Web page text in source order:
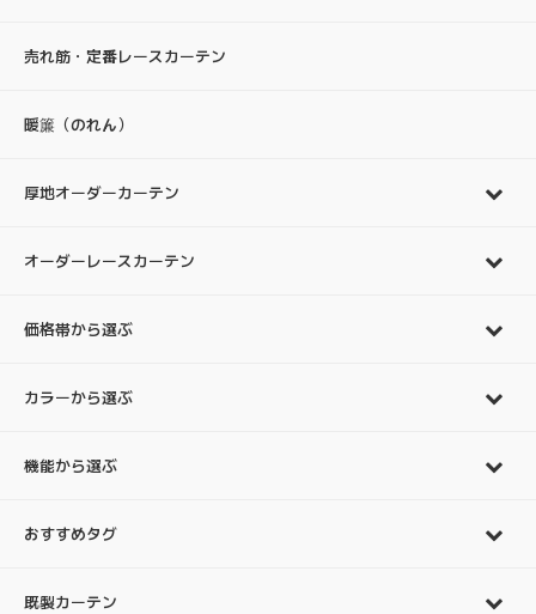
売れ筋・定番レースカーテン
暖簾（のれん）
厚地オーダーカーテン
オーダーレースカーテン
価格帯から選ぶ
カラーから選ぶ
機能から選ぶ
おすすめタグ
既製カーテン